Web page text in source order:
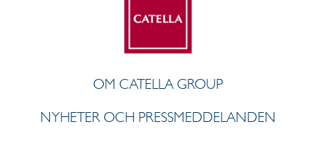
OM CATELLA GROUP
NYHETER OCH PRESSMEDDELANDEN